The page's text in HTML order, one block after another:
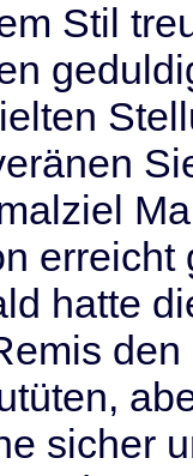
Stil
erreicht
hatte
sicher